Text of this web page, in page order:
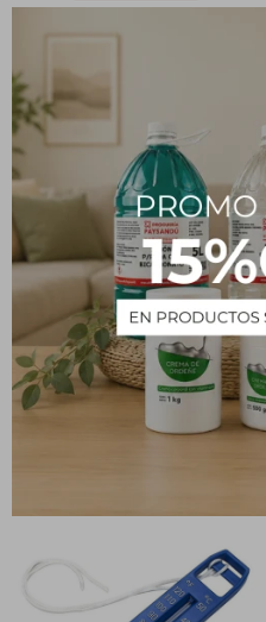
Clip repuesto limpiafondo -
3 unidades
$ 60